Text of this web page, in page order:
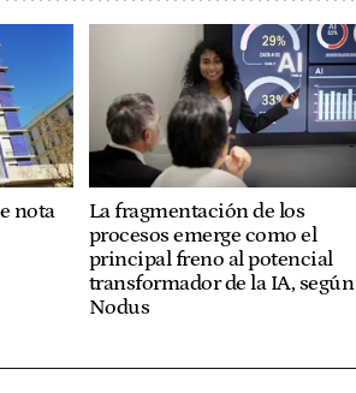
nota
La fragmentación de los
procesos emerge como el
principal freno al potencial
transformador de la IA, según
Nodus